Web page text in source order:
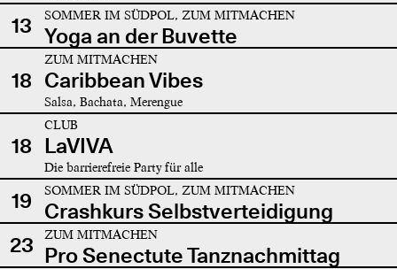
13 SOMMER IM SÜDPOL, ZUM MITMACHEN
Yoga an der Buvette
18
ZUM MITMACHEN
Caribbean Vibes
Salsa, Bachata, Merengue
18
CLUB
LaVIVA
Die barrierefreie Party für alle
19 SOMMER IM SÜDPOL, ZUM MITMACHEN
Crashkurs Selbstverteidigung
23
ZUM MITMACHEN
Pro Senectute Tanznachmittag